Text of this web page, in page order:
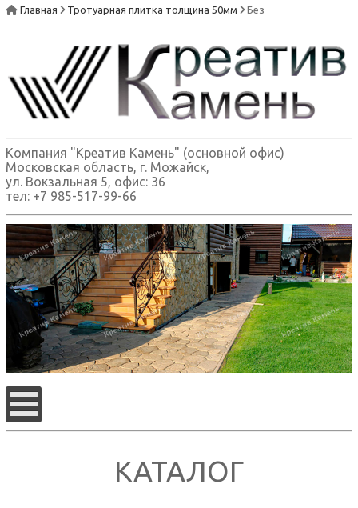
Главная Тротуарная плитка толщина 50мм Без
Компания "Креатив Камень" (основной офис)
Московская область, г. Можайск,
ул. Вокзальная 5, офис: 36
тел: +7 985-517-99-66
КАТАЛОГ